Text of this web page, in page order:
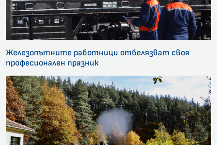
Железопътните работници отбелязват своя
професионален празник